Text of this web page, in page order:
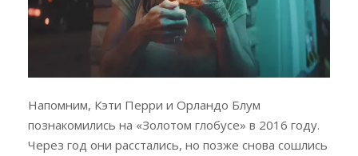
Напомним, Кэти Перри и Орландо Блум
познакомились на «Золотом глобусе» в 2016 году.
Через год они расстались, но позже снова сошлись